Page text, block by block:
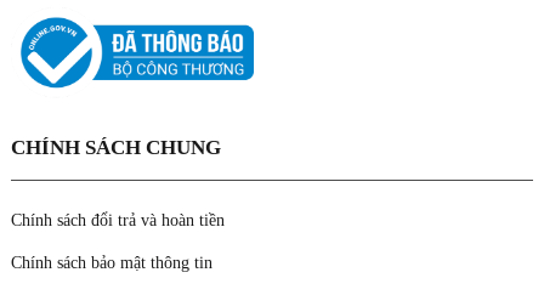
CHÍNH SÁCH CHUNG
Chính sách đổi trả và hoàn tiền
Chính sách bảo mật thông tin